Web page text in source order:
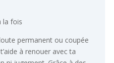
la fois
permanent ou coupée
à renouer avec ta